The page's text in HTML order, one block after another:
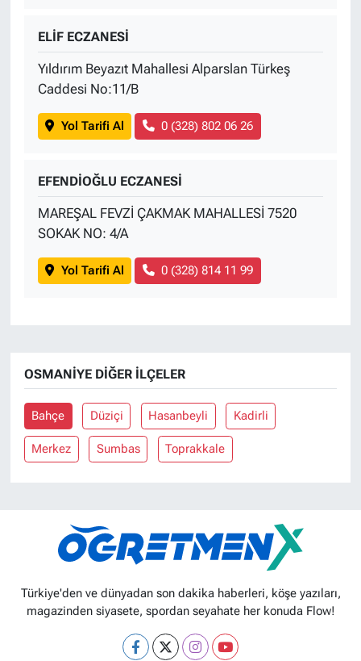
ELİF ECZANESİ
Yıldırım Beyazıt Mahallesi Alparslan Türkeş
Caddesi No:11/B
Yol Tarifi Al 0 (328) 802 06 26
EFENDİOĞLU ECZANESİ
MAREŞAL FEVZİ ÇAKMAK MAHALLESİ 7520
SOKAK NO: 4/A
Yol Tarifi Al 0 (328) 814 11 99
OSMANIYE DIĞER İLÇELER
Bahçe Düziçi Hasanbeyli Kadirli
Merkez Sumbas Toprakkale
Türkiye'den ve dünyadan son dakika haberleri, köşe yazıları,
magazinden siyasete, spordan seyahate her konuda Flow!